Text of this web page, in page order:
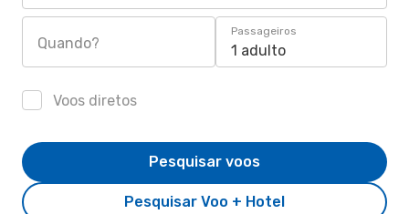
Quando?
Passageiros
1 adulto
Voos diretos
Pesquisar Voo + Hotel
Pesquisar voos